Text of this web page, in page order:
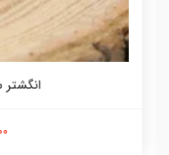
انگشتر